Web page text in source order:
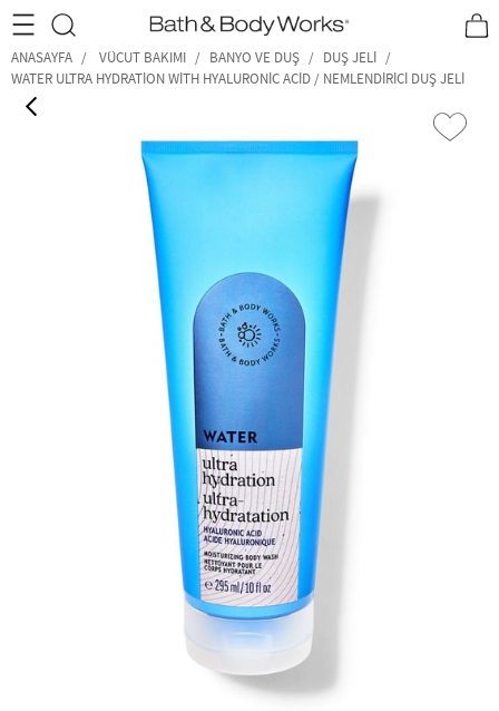
•2200₺ ve Üzeri Kargo Ücretsiz!• *Promosyon Detayları
ANASAYFA VÜCUT BAKIMI BANYO VE DUŞ
DUŞ JELI
WATER ULTRA HYDRATION WITH HYALURONIC ACID / NEMLENDIRICI DUŞ JELI